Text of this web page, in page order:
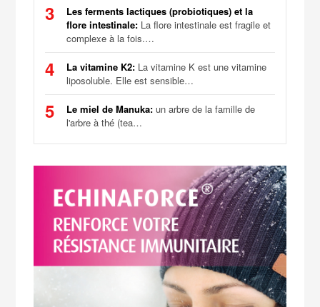
3
Les ferments lactiques (probiotiques) et la
flore intestinale: La flore intestinale est fragile et
complexe à la fois.…
4 La vitamine K2: La vitamine K est une vitamine
liposoluble. Elle est sensible…
5 Le miel de Manuka: un arbre de la famille de
l'arbre à thé (tea…